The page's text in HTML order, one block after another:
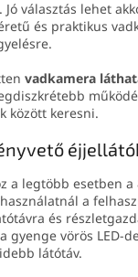
választás lehet
és praktikus
vadkamera
között keresni.
a legtöbb esetben a
a
és
gyenge vörös LED-
látótáv.